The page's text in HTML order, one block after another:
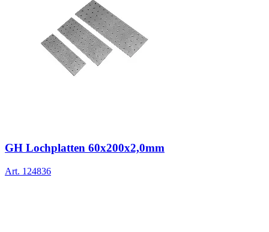
GH Lochplatten 60x200x2,0mm
Art. 124836